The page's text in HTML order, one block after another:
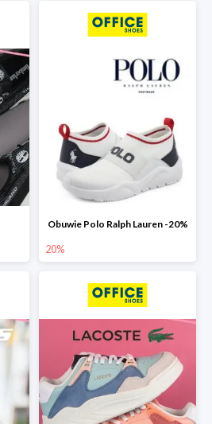
Obuwie Polo Ralph Lauren -20%
20%